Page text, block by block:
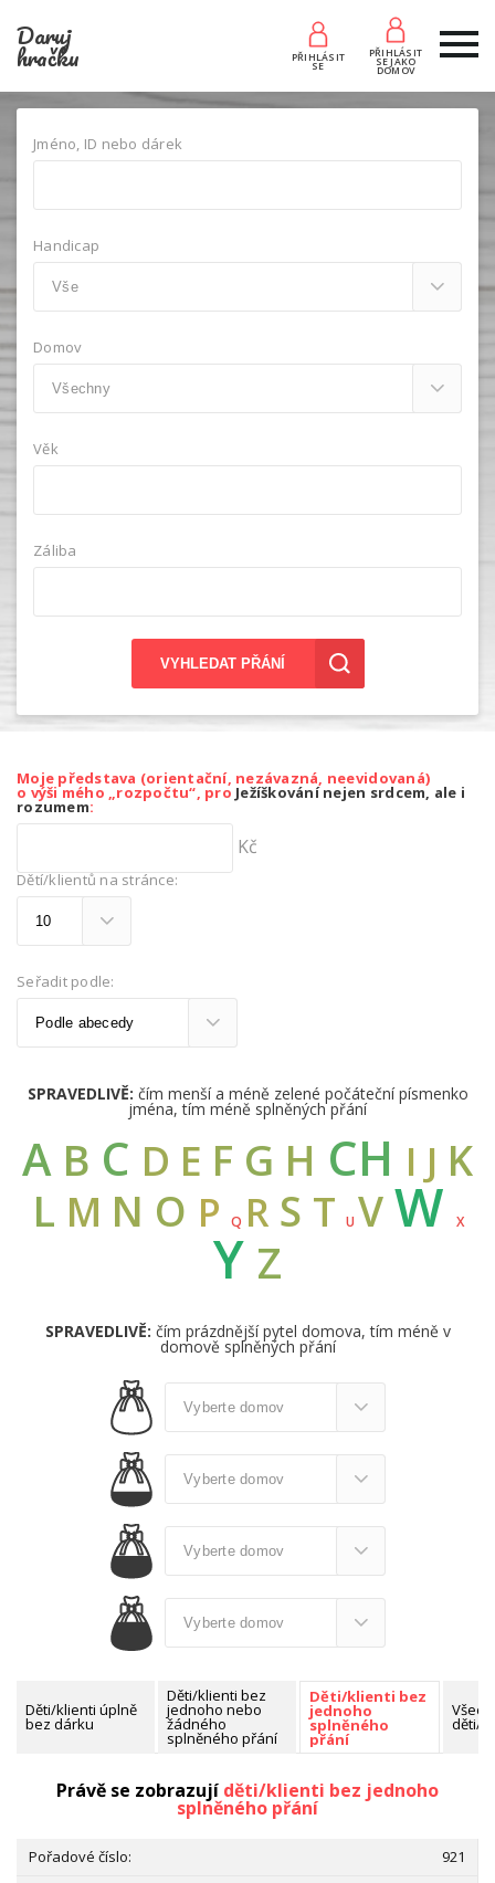
Daruj
hračku PŘIHLÁSIT
SE
PŘIHLÁSIT
SE JAKO
DOMOV
Jméno, ID nebo dárek
Handicap
Domov
Věk
Záliba
VYHLEDAT PŘÁNÍ
Moje představa (orientační, nezávazná, neevidovaná)
o výši mého „rozpočtu“, pro Ježíškování nejen srdcem, ale i
rozumem:
Kč
Dětí/klientů na stránce:
Seřadit podle:
SPRAVEDLIVĚ: čím menší a méně zelené počáteční písmenko
jména, tím méně splněných přání
A B C D E F G H CH I J K
L M N O P Q R S T U VW X
Y Z
SPRAVEDLIVĚ: čím prázdnější pytel domova, tím méně v
domově splněných přání
Děti/klienti úplně
bez dárku
Děti/klienti bez
jednoho nebo
žádného
splněného přání
Děti/klienti bez
jednoho
splněného
přání
děti/
Právě se zobrazují děti/klienti bez jednoho
splněného přání
921